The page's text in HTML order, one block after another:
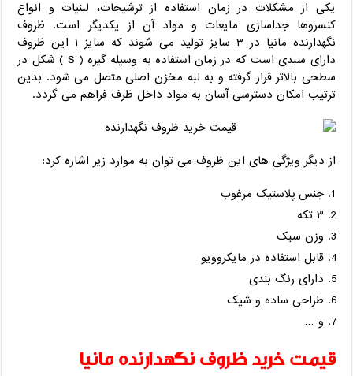
یکی از مشکلات در زمان استفاده از ترشیجات، لبنیات و انواع
کنسروها جداسازی مایعات و مواد آن از یکدیگر است. ظروف
نگهدارنده مانیا در ۳ سایز تولید می شوند که سایز ۱ این ظروف
دارای سبدی است که در زمان استفاده به وسیله گیره ( S ) شکل در
سطحی بالاتر قرار گرفته و به لبه مخزن اصلی متصل می شود. بدین
ترتیب امکان دسترسی آسان به مواد داخل ظرف فراهم می گردد.
از دیگر ویژگی های این ظروف می توان به موارد زیر اشاره کرد:
جنس پلاستیک مرغوب
۳ تکه
وزن سبک
قابل استفاده در مایکروویو
دارای رنگ بندی
طراحی ساده و شیک
و …
قیمت خرید ظروف نگهدارنده مانیا